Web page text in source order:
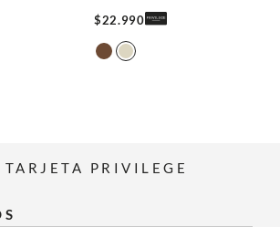
$22.990
TARJETA PRIVILEGE